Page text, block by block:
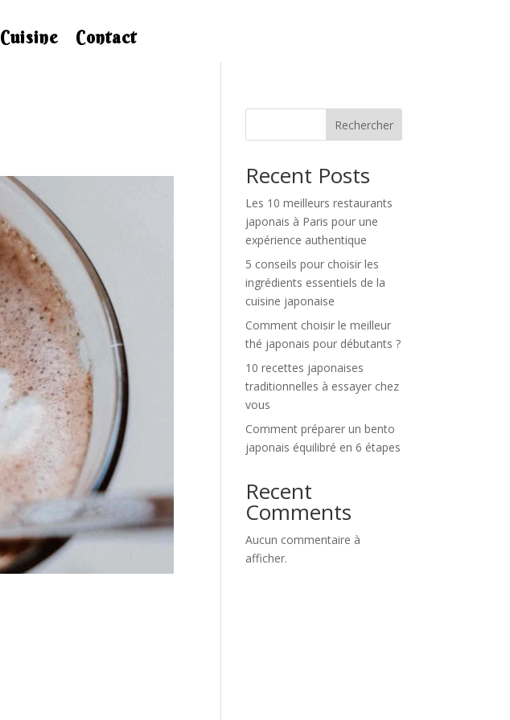
Cuisine Contact
Rechercher
Recent Posts
Les 10 meilleurs restaurants
japonais à Paris pour une
expérience authentique
5 conseils pour choisir les
ingrédients essentiels de la
cuisine japonaise
Comment choisir le meilleur
thé japonais pour débutants ?
10 recettes japonaises
traditionnelles à essayer chez
vous
Comment préparer un bento
japonais équilibré en 6 étapes
Recent
Comments
Aucun commentaire à
afficher.